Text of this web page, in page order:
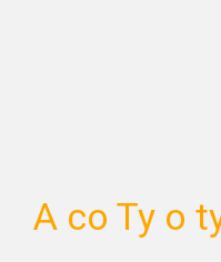
A co Ty o